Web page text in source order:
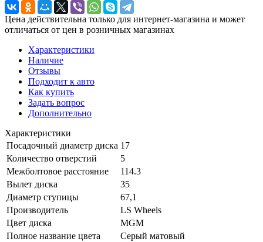
Цена действительна только для интернет-магазина и может
отличаться от цен в розничных магазинах
Характеристики
Наличие
Отзывы
Подходит к авто
Как купить
Задать вопрос
Дополнительно
Характеристики
Посадочный диаметр диска 17
Количество отверстий
5
Межболтовое расстояние
114.3
Вылет диска
35
Диаметр ступицы
67,1
Производитель
LS Wheels
Цвет диска
MGM
Полное название цвета
Серый матовый